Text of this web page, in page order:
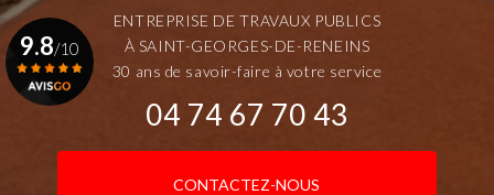
ENTREPRISE DE TRAVAUX PUBLICS
À SAINT-GEORGES-DE-RENEINS
30 ans de savoir-faire à votre service
04 74 67 70 43
CONTACTEZ-NOUS
9.8/10